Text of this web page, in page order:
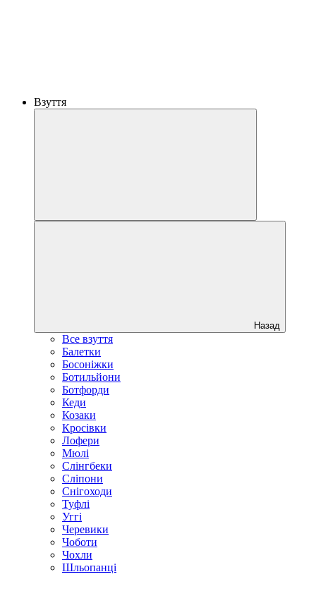
Взуття
Назад
Все взуття
Балетки
Босоніжки
Ботильйони
Ботфорди
Кеди
Козаки
Кросівки
Лофери
Мюлі
Слінгбеки
Сліпони
Снігоходи
Туфлі
Уггі
Черевики
Чоботи
Чохли
Шльопанці